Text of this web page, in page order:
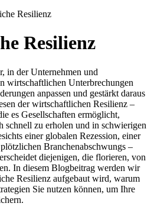
Resilienz
Resilienz
in der Unternehmen und
wirtschaftlichen Unterbrechungen
anpassen und gestärkt daraus
der wirtschaftlichen Resilienz –
es Gesellschaften ermöglicht,
schnell zu erholen und in schwierigen
einer globalen Rezession, einer
Branchenabschwungs –
diejenigen, die florieren, von
In diesem Blogbeitrag werden wir
Resilienz aufgebaut wird, warum
Sie nutzen können, um Ihre